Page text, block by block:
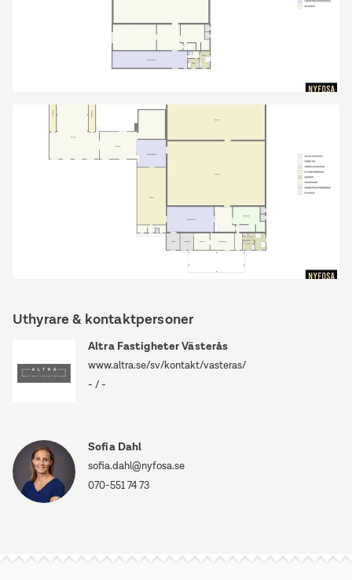
Drottninggatan
40
Uthyrare & kontaktpersoner
Altra Fastigheter Västerås
www.altra.se/sv/kontakt/vasteras/
- /-
Sofia Dahl
sofia.dahl@nyfosa.se
070-551 74 73